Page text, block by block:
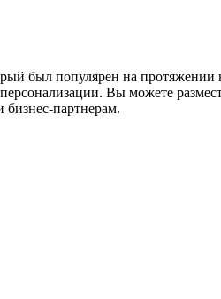
был популярен на
Вы можете
бизнес-партнерам.